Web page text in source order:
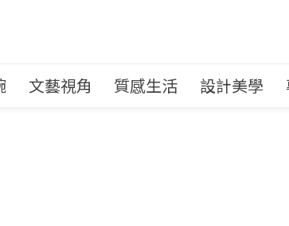
文藝視角 質感生活 設計美學